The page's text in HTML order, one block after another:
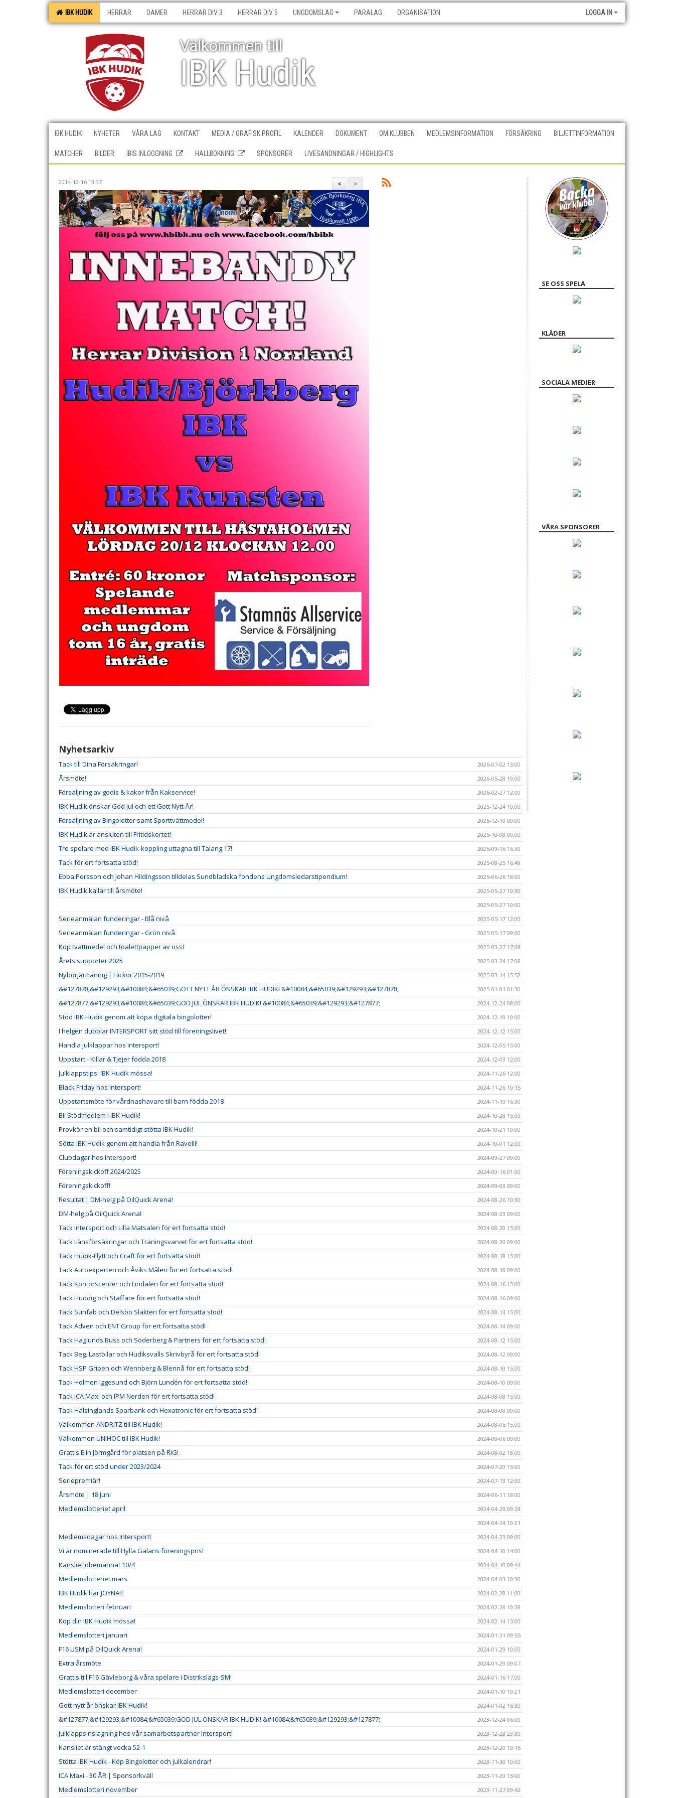
IBK HUDIK HERRAR DAMER HERRAR DIV 3 HERRAR DIV 5 UNGDOMSLAG PARALAG ORGANISATION LOGGA IN
IBK Hudik
Välkommen till
IBK HUDIK NYHETER VÅRA LAG KONTAKT MEDIA / GRAFISK PROFIL KALENDER DOKUMENT OM KLUBBEN MEDLEMSINFORMATION FÖRSÄKRING BILJETTINFORMATION
MATCHER BILDER IBIS INLOGGNING HALLBOKNING SPONSORER LIVESÄNDNINGAR / HIGHLIGHTS
>
<
2014-12-16 13:37
Nyhetsarkiv
Tack till Dina Försäkringar! 2026-07-02 13:00
Årsmöte! 2026-05-28 19:00
Försäljning av godis & kakor från Kakservice! 2026-02-27 12:00
IBK Hudik önskar God Jul och ett Gott Nytt År! 2025-12-24 10:00
Försäljning av Bingolotter samt Sporttvättmedel! 2025-12-10 09:00
IBK Hudik är ansluten till Fritidskortet! 2025-10-08 09:00
Tre spelare med IBK Hudik-koppling uttagna till Talang 17! 2025-09-16 16:30
Tack för ert fortsatta stöd! 2025-08-25 16:49
Ebba Persson och Johan Hildingsson tilldelas Sundbladska fondens Ungdomsledarstipendium! 2025-06-26 18:00
IBK Hudik kallar till årsmöte!
2025-05-27 10:30
2025-05-27 10:00
Serieanmälan funderingar - Blå nivå 2025-05-17 12:00
Serieanmälan funderingar - Grön nivå 2025-05-17 09:00
Köp tvättmedel och toalettpapper av oss! 2025-03-27 17:08
Årets supporter 2025 2025-03-24 17:08
Nybörjarträning | Flickor 2015-2019 2025-03-14 15:52
&#127878;&#129293;&#10084;&#65039;GOTT NYTT ÅR ÖNSKAR IBK HUDIK! &#10084;&#65039;&#129293;&#127878; 2025-01-01 01:30
&#127877;&#129293;&#10084;&#65039;GOD JUL ÖNSKAR IBK HUDIK! &#10084;&#65039;&#129293;&#127877; 2024-12-24 08:00
Stöd IBK Hudik genom att köpa digitala bingolotter! 2024-12-19 10:00
I helgen dubblar INTERSPORT sitt stöd till föreningslivet! 2024-12-12 15:00
Handla julklappar hos Intersport! 2024-12-05 15:00
Uppstart - Killar & Tjejer födda 2018 2024-12-03 12:00
Julklappstips: IBK Hudik mössa! 2024-11-26 12:00
Black Friday hos Intersport! 2024-11-26 10:15
Uppstartsmöte för vårdnashavare till barn födda 2018 2024-11-19 16:30
Bli Stödmedlem i IBK Hudik! 2024-10-28 15:00
Provkör en bil och samtidigt stötta IBK Hudik! 2024-10-21 10:00
Sötta IBK Hudik genom att handla från Ravelli! 2024-10-01 12:00
Clubdagar hos Intersport! 2024-09-27 09:00
Föreningskickoff 2024/2025 2024-09-16 01:00
Föreningskickoff! 2024-09-03 09:00
Resultat | DM-helg på OilQuick Arena! 2024-08-26 10:30
DM-helg på OilQuick Arena! 2024-08-23 09:00
Tack Intersport och Lilla Matsalen för ert fortsatta stöd! 2024-08-20 15:00
Tack Länsförsäkringar och Träningsvarvet för ert fortsatta stöd! 2024-08-20 09:00
Tack Hudik-Flytt och Craft för ert fortsatta stöd! 2024-08-18 15:00
Tack Autoexperten och Åviks Måleri för ert fortsatta stöd! 2024-08-18 09:00
Tack Kontorscenter och Lindalen för ert fortsatta stöd! 2024-08-16 15:00
Tack Huddig och Staffare för ert fortsatta stöd! 2024-08-16 09:00
Tack Sunfab och Delsbo Slakteri för ert fortsatta stöd! 2024-08-14 15:00
Tack Adven och ENT Group för ert fortsatta stöd! 2024-08-14 09:00
Tack Haglunds Buss och Söderberg & Partners för ert fortsatta stöd! 2024-08-12 15:00
Tack Beg. Lastbilar och Hudiksvalls Skrivbyrå för ert fortsatta stöd! 2024-08-12 09:00
Tack HSP Gripen och Wennberg & Blennå för ert fortsatta stöd! 2024-08-10 15:00
Tack Holmen Iggesund och Björn Lundén för ert fortsatta stöd! 2024-08-10 09:00
Tack ICA Maxi och IPM Norden för ert fortsatta stöd! 2024-08-08 15:00
Tack Hälsinglands Sparbank och Hexatronic för ert fortsatta stöd! 2024-08-08 09:00
Välkommen ANDRITZ till IBK Hudik! 2024-08-06 15:00
Välkommen UNIHOC till IBK Hudik! 2024-08-06 09:00
Grattis Elin Jörmgård för platsen på RIG! 2024-08-02 18:00
Tack för ert stöd under 2023/2024 2024-07-29 15:00
Seriepremiär! 2024-07-13 12:00
Årsmöte | 18 Juni 2024-06-11 18:00
Medlemslotteriet april
2024-04-29 09:28
2024-04-24 10:21
Medlemsdagar hos Intersport! 2024-04-23 09:00
Vi är nominerade till Hylla Galans föreningspris! 2024-04-10 14:00
Kansliet obemannat 10/4 2024-04-10 09:44
Medlemslotteriet mars 2024-04-03 10:30
IBK Hudik har JOYNAt! 2024-02-28 11:00
Medlemslotteri februari 2024-02-28 10:28
Köp din IBK Hudik mössa! 2024-02-14 13:00
Medlemslotteri januari 2024-01-31 09:55
F16 USM på OilQuick Arena! 2024-01-29 10:00
Extra årsmöte 2024-01-29 09:07
Grattis till F16 Gävleborg & våra spelare i Distrikslags-SM! 2024-01-16 17:00
Medlemslotteri december 2024-01-10 10:21
Gott nytt år önskar IBK Hudik! 2024-01-02 16:30
&#127877;&#129293;&#10084;&#65039;GOD JUL ÖNSKAR IBK HUDIK! &#10084;&#65039;&#129293;&#127877; 2023-12-24 06:00
Julklappsinslagning hos vår samarbetspartner Intersport! 2023-12-23 23:30
Kansliet är stängt vecka 52-1 2023-12-20 10:15
Stötta IBK Hudik - Köp Bingolotter och julkalendrar! 2023-11-30 10:00
ICA Maxi - 30 ÅR | Sponsorkväll 2023-11-29 13:00
Medlemslotteri november 2023-11-27 09:42
SE OSS SPELA
KLÄDER
SOCIALA MEDIER
VÅRA SPONSORER